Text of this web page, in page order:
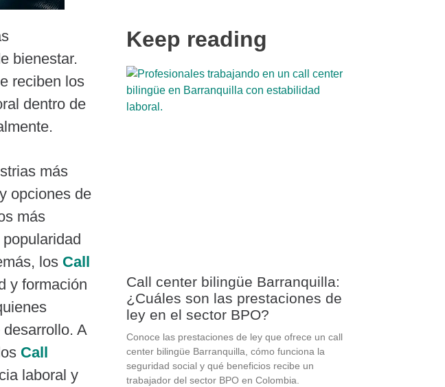
bienestar.
reciben los
dentro de
más
opciones de
más
los Call
y formación
A
Call
laboral y
Keep reading
Call center bilingüe Barranquilla:
¿Cuáles son las prestaciones de
ley en el sector BPO?
Conoce las prestaciones de ley que ofrece un call
center bilingüe Barranquilla, cómo funciona la
seguridad social y qué beneficios recibe un
trabajador del sector BPO en Colombia.